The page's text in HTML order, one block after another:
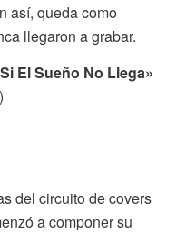
así, queda como
llegaron a grabar.
El Sueño No Llega»
del circuito de covers
a componer su